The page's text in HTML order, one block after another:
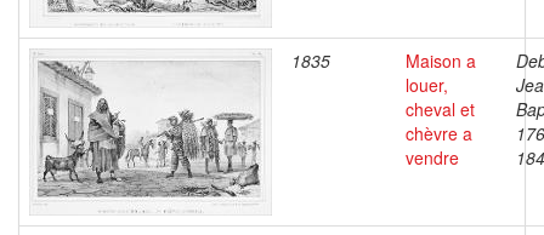
1835
Maison a
louer,
cheval et
chèvre a
vendre